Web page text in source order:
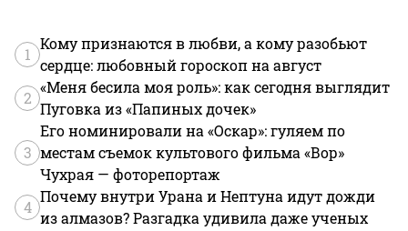
1
Кому признаются в любви, а кому разобьют
сердце: любовный гороскоп на август
2
«Меня бесила моя роль»: как сегодня выглядит
Пуговка из «Папиных дочек»
3
Его номинировали на «Оскар»: гуляем по
местам съемок культового фильма «Вор»
Чухрая — фоторепортаж
4
Почему внутри Урана и Нептуна идут дожди
из алмазов? Разгадка удивила даже ученых